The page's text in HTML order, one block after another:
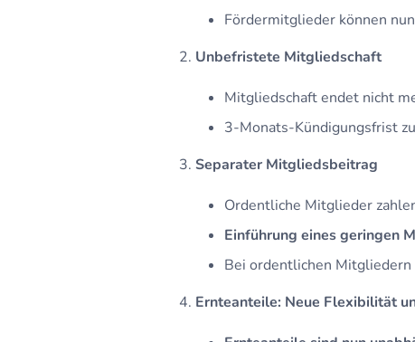
Fördermitglieder können
Unbefristete Mitgliedschaft
Mitgliedschaft endet nicht
3-Monats-Kündigungsfrist
Separater Mitgliedsbeitrag
Ordentliche Mitglieder
Einführung eines geringen
Bei ordentlichen
Ernteanteile: Neue Flexibilität